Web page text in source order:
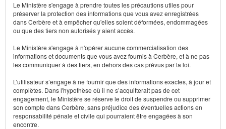
Le Ministère s'engage à prendre toutes les précautions utiles pour
préserver la protection des informations que vous avez enregistrées
dans Cerbère et à empêcher qu'elles soient déformées, endommagées
ou que des tiers non autorisés y aient accès.
Le Ministère s'engage à n'opérer aucune commercialisation des
informations et documents que vous avez fournis à Cerbère, et à ne pas
les communiquer à des tiers, en dehors des cas prévus par la loi.
L’utilisateur s’engage à ne fournir que des informations exactes, à jour et
complètes. Dans l'hypothèse où il ne s’acquitterait pas de cet
engagement, le Ministère se réserve le droit de suspendre ou supprimer
son compte dans Cerbère, sans préjudice des éventuelles actions en
responsabilité pénale et civile qui pourraient être engagées à son
encontre.